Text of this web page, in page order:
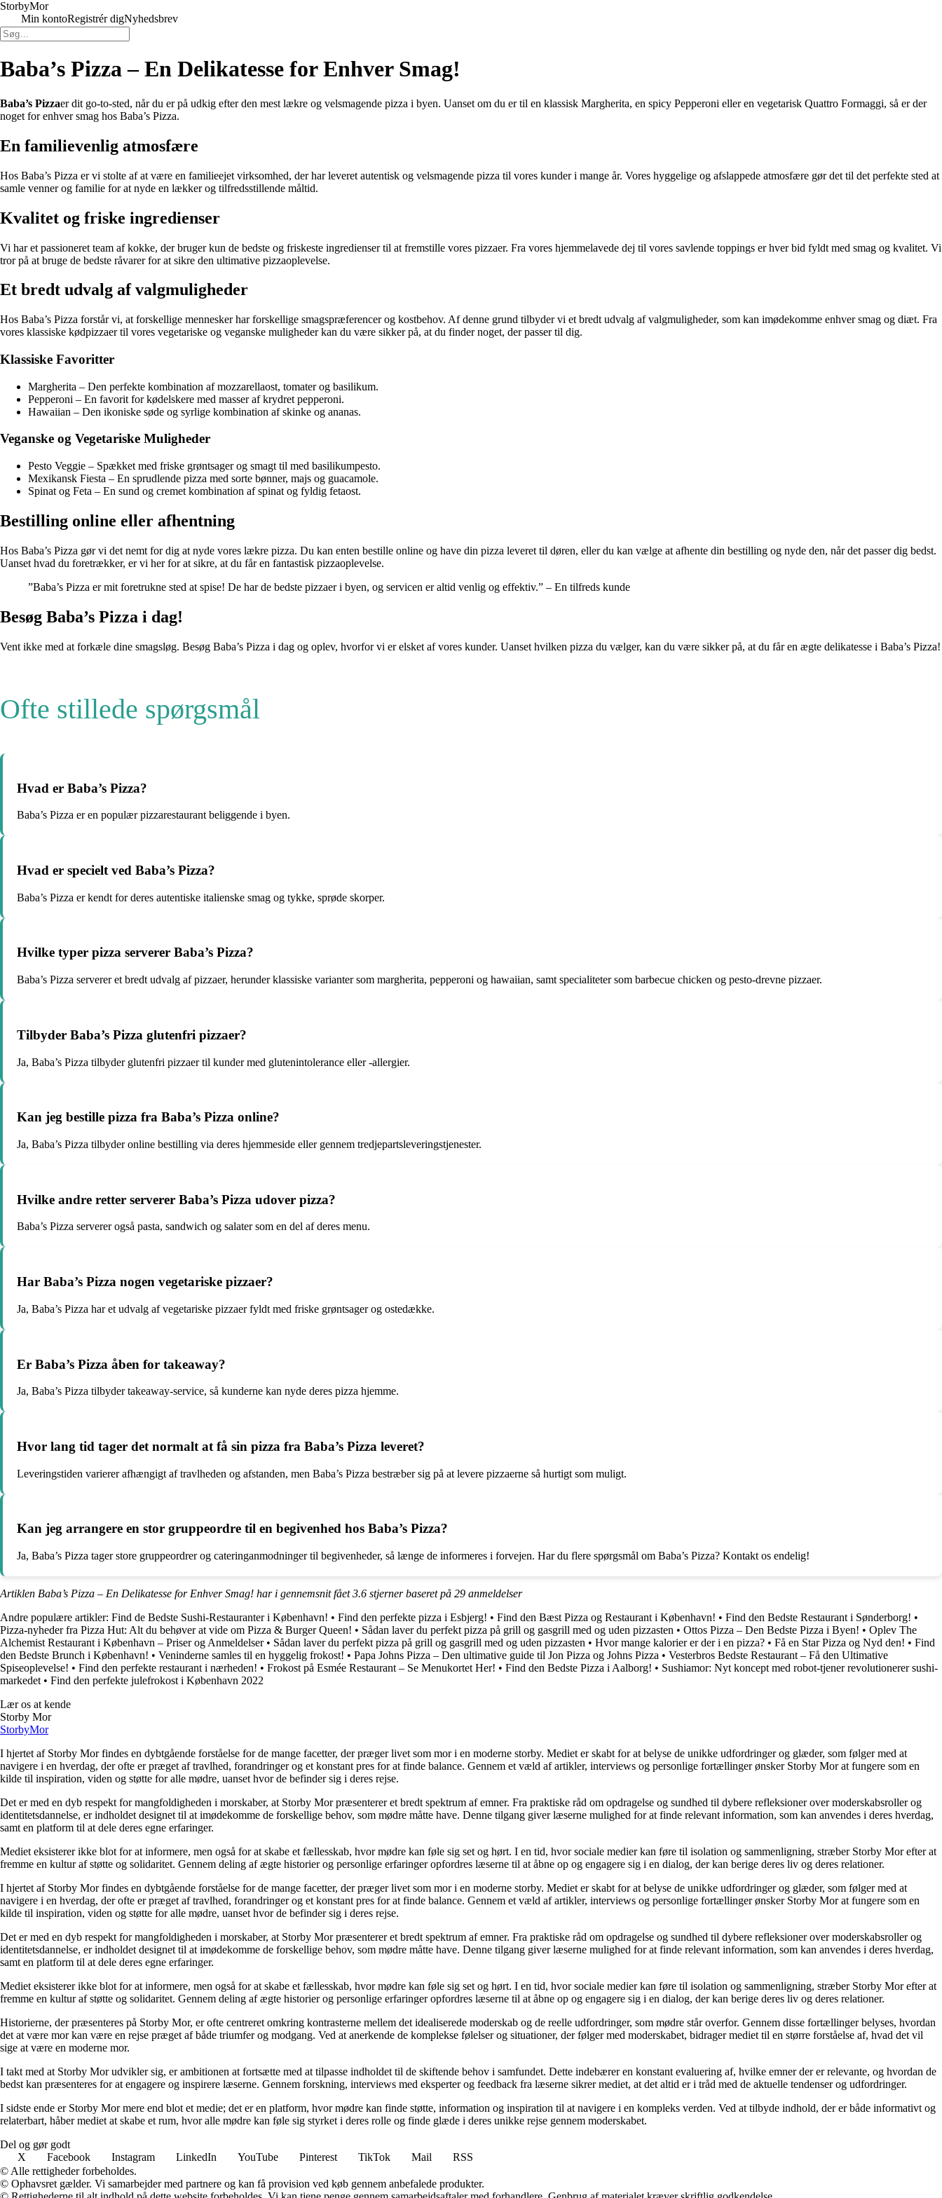
StorbyMor
Min kontoRegistrér digNyhedsbrev
Baba’s Pizza – En Delikatesse for Enhver Smag!
Baba’s Pizzaer dit go-to-sted, når du er på udkig efter den mest lækre og velsmagende pizza i byen. Uanset om du er til en klassisk Margherita, en spicy Pepperoni eller en vegetarisk Quattro Formaggi, så er der
noget for enhver smag hos Baba’s Pizza.
En familievenlig atmosfære
Hos Baba’s Pizza er vi stolte af at være en familieejet virksomhed, der har leveret autentisk og velsmagende pizza til vores kunder i mange år. Vores hyggelige og afslappede atmosfære gør det til det perfekte sted at
samle venner og familie for at nyde en lækker og tilfredsstillende måltid.
Kvalitet og friske ingredienser
Vi har et passioneret team af kokke, der bruger kun de bedste og friskeste ingredienser til at fremstille vores pizzaer. Fra vores hjemmelavede dej til vores savlende toppings er hver bid fyldt med smag og kvalitet. Vi
tror på at bruge de bedste råvarer for at sikre den ultimative pizzaoplevelse.
Et bredt udvalg af valgmuligheder
Hos Baba’s Pizza forstår vi, at forskellige mennesker har forskellige smagspræferencer og kostbehov. Af denne grund tilbyder vi et bredt udvalg af valgmuligheder, som kan imødekomme enhver smag og diæt. Fra
vores klassiske kødpizzaer til vores vegetariske og veganske muligheder kan du være sikker på, at du finder noget, der passer til dig.
Klassiske Favoritter
Margherita – Den perfekte kombination af mozzarellaost, tomater og basilikum.
Pepperoni – En favorit for kødelskere med masser af krydret pepperoni.
Hawaiian – Den ikoniske søde og syrlige kombination af skinke og ananas.
Veganske og Vegetariske Muligheder
Pesto Veggie – Spækket med friske grøntsager og smagt til med basilikumpesto.
Mexikansk Fiesta – En sprudlende pizza med sorte bønner, majs og guacamole.
Spinat og Feta – En sund og cremet kombination af spinat og fyldig fetaost.
Bestilling online eller afhentning
Hos Baba’s Pizza gør vi det nemt for dig at nyde vores lækre pizza. Du kan enten bestille online og have din pizza leveret til døren, eller du kan vælge at afhente din bestilling og nyde den, når det passer dig bedst.
Uanset hvad du foretrækker, er vi her for at sikre, at du får en fantastisk pizzaoplevelse.
”Baba’s Pizza er mit foretrukne sted at spise! De har de bedste pizzaer i byen, og servicen er altid venlig og effektiv.” – En tilfreds kunde
Besøg Baba’s Pizza i dag!
Vent ikke med at forkæle dine smagsløg. Besøg Baba’s Pizza i dag og oplev, hvorfor vi er elsket af vores kunder. Uanset hvilken pizza du vælger, kan du være sikker på, at du får en ægte delikatesse i Baba’s Pizza!
Ofte stillede spørgsmål
Hvad er Baba’s Pizza?
Baba’s Pizza er en populær pizzarestaurant beliggende i byen.
Hvad er specielt ved Baba’s Pizza?
Baba’s Pizza er kendt for deres autentiske italienske smag og tykke, sprøde skorper.
Hvilke typer pizza serverer Baba’s Pizza?
Baba’s Pizza serverer et bredt udvalg af pizzaer, herunder klassiske varianter som margherita, pepperoni og hawaiian, samt specialiteter som barbecue chicken og pesto-drevne pizzaer.
Tilbyder Baba’s Pizza glutenfri pizzaer?
Ja, Baba’s Pizza tilbyder glutenfri pizzaer til kunder med glutenintolerance eller -allergier.
Kan jeg bestille pizza fra Baba’s Pizza online?
Ja, Baba’s Pizza tilbyder online bestilling via deres hjemmeside eller gennem tredjepartsleveringstjenester.
Hvilke andre retter serverer Baba’s Pizza udover pizza?
Baba’s Pizza serverer også pasta, sandwich og salater som en del af deres menu.
Har Baba’s Pizza nogen vegetariske pizzaer?
Ja, Baba’s Pizza har et udvalg af vegetariske pizzaer fyldt med friske grøntsager og ostedække.
Er Baba’s Pizza åben for takeaway?
Ja, Baba’s Pizza tilbyder takeaway-service, så kunderne kan nyde deres pizza hjemme.
Hvor lang tid tager det normalt at få sin pizza fra Baba’s Pizza leveret?
Leveringstiden varierer afhængigt af travlheden og afstanden, men Baba’s Pizza bestræber sig på at levere pizzaerne så hurtigt som muligt.
Kan jeg arrangere en stor gruppeordre til en begivenhed hos Baba’s Pizza?
Ja, Baba’s Pizza tager store gruppeordrer og cateringanmodninger til begivenheder, så længe de informeres i forvejen. Har du flere spørgsmål om Baba’s Pizza? Kontakt os endelig!
Artiklen Baba’s Pizza – En Delikatesse for Enhver Smag! har i gennemsnit fået3.6 stjerner baseret på 29 anmeldelser
Andre populære artikler: Find de Bedste Sushi-Restauranter i København! • Find den perfekte pizza i Esbjerg! • Find den Bæst Pizza og Restaurant i København! • Find den Bedste Restaurant i Sønderborg! •
Pizza-nyheder fra Pizza Hut: Alt du behøver at vide om Pizza & Burger Queen! • Sådan laver du perfekt pizza på grill og gasgrill med og uden pizzasten • Ottos Pizza – Den Bedste Pizza i Byen! • Oplev The
Alchemist Restaurant i København – Priser og Anmeldelser• Sådan laver du perfekt pizza på grill og gasgrill med og uden pizzasten • Hvor mange kalorier er der i en pizza? • Få en Star Pizza og Nyd den! • Find
den Bedste Brunch i København! • Veninderne samles til en hyggelig frokost! • Papa Johns Pizza – Den ultimative guide til Jon Pizza og Johns Pizza • Vesterbros Bedste Restaurant – Få den Ultimative
Spiseoplevelse! • Find den perfekte restaurant i nærheden! • Frokost på Esmée Restaurant – Se Menukortet Her! • Find den Bedste Pizza i Aalborg! • Sushiamor: Nyt koncept med robot-tjener revolutionerer sushi-
markedet • Find den perfekte julefrokost i København 2022
Lær os at kende
Storby Mor
StorbyMor
I hjertet af Storby Mor findes en dybtgående forståelse for de mange facetter, der præger livet som mor i en moderne storby. Mediet er skabt for at belyse de unikke udfordringer og glæder, som følger med at
navigere i en hverdag, der ofte er præget af travlhed, forandringer og et konstant pres for at finde balance. Gennem et væld af artikler, interviews og personlige fortællinger ønsker Storby Mor at fungere som en
kilde til inspiration, viden og støtte for alle mødre, uanset hvor de befinder sig i deres rejse.
Det er med en dyb respekt for mangfoldigheden i morskaber, at Storby Mor præsenterer et bredt spektrum af emner. Fra praktiske råd om opdragelse og sundhed til dybere refleksioner over moderskabsroller og
identitetsdannelse, er indholdet designet til at imødekomme de forskellige behov, som mødre måtte have. Denne tilgang giver læserne mulighed for at finde relevant information, som kan anvendes i deres hverdag,
samt en platform til at dele deres egne erfaringer.
Mediet eksisterer ikke blot for at informere, men også for at skabe et fællesskab, hvor mødre kan føle sig set og hørt. I en tid, hvor sociale medier kan føre til isolation og sammenligning, stræber Storby Mor efter at
fremme en kultur af støtte og solidaritet. Gennem deling af ægte historier og personlige erfaringer opfordres læserne til at åbne op og engagere sig i en dialog, der kan berige deres liv og deres relationer.
I hjertet af Storby Mor findes en dybtgående forståelse for de mange facetter, der præger livet som mor i en moderne storby. Mediet er skabt for at belyse de unikke udfordringer og glæder, som følger med at
navigere i en hverdag, der ofte er præget af travlhed, forandringer og et konstant pres for at finde balance. Gennem et væld af artikler, interviews og personlige fortællinger ønsker Storby Mor at fungere som en
kilde til inspiration, viden og støtte for alle mødre, uanset hvor de befinder sig i deres rejse.
Det er med en dyb respekt for mangfoldigheden i morskaber, at Storby Mor præsenterer et bredt spektrum af emner. Fra praktiske råd om opdragelse og sundhed til dybere refleksioner over moderskabsroller og
identitetsdannelse, er indholdet designet til at imødekomme de forskellige behov, som mødre måtte have. Denne tilgang giver læserne mulighed for at finde relevant information, som kan anvendes i deres hverdag,
samt en platform til at dele deres egne erfaringer.
Mediet eksisterer ikke blot for at informere, men også for at skabe et fællesskab, hvor mødre kan føle sig set og hørt. I en tid, hvor sociale medier kan føre til isolation og sammenligning, stræber Storby Mor efter at
fremme en kultur af støtte og solidaritet. Gennem deling af ægte historier og personlige erfaringer opfordres læserne til at åbne op og engagere sig i en dialog, der kan berige deres liv og deres relationer.
Historierne, der præsenteres på Storby Mor, er ofte centreret omkring kontrasterne mellem det idealiserede moderskab og de reelle udfordringer, som mødre står overfor. Gennem disse fortællinger belyses, hvordan
det at være mor kan være en rejse præget af både triumfer og modgang. Ved at anerkende de komplekse følelser og situationer, der følger med moderskabet, bidrager mediet til en større forståelse af, hvad det vil
sige at være en moderne mor.
I takt med at Storby Mor udvikler sig, er ambitionen at fortsætte med at tilpasse indholdet til de skiftende behov i samfundet. Dette indebærer en konstant evaluering af, hvilke emner der er relevante, og hvordan de
bedst kan præsenteres for at engagere og inspirere læserne. Gennem forskning, interviews med eksperter og feedback fra læserne sikrer mediet, at det altid er i tråd med de aktuelle tendenser og udfordringer.
I sidste ende er Storby Mor mere end blot et medie; det er en platform, hvor mødre kan finde støtte, information og inspiration til at navigere i en kompleks verden. Ved at tilbyde indhold, der er både informativt og
relaterbart, håber mediet at skabe et rum, hvor alle mødre kan føle sig styrket i deres rolle og finde glæde i deres unikke rejse gennem moderskabet.
Del og gør godt
X
Facebook Instagram LinkedIn YouTube Pinterest TikTok Mail
RSS
© Alle rettigheder forbeholdes.
© Ophavsret gælder. Vi samarbejder med partnere og kan få provision ved køb gennem anbefalede produkter.